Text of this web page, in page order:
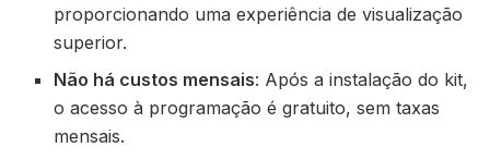
proporcionando uma experiência de visualização
superior.
Não há custos mensais: Após a instalação do kit,
o acesso à programação é gratuito, sem taxas
mensais.